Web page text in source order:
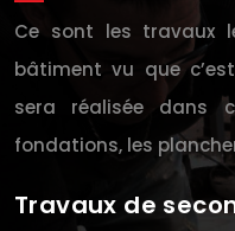
Ce sont les travaux
bâtiment vu que
sera réalisée dans
fondations, les
Travaux de